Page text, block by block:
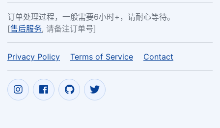
订单处理过程，一般需要6小时+，请耐心等待。
[售后服务, 请备注订单号]
Privacy Policy Terms of Service Contact